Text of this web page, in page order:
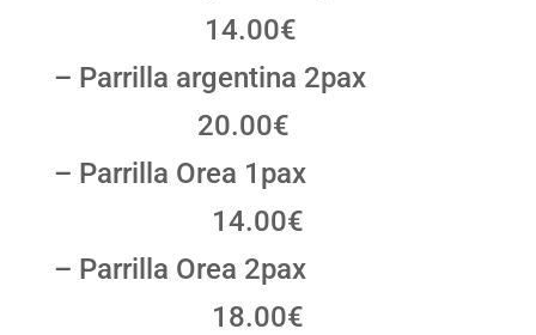
14.00€
– Parrilla argentina 2pax
20.00€
– Parrilla Orea 1pax
14.00€
– Parrilla Orea 2pax
18.00€